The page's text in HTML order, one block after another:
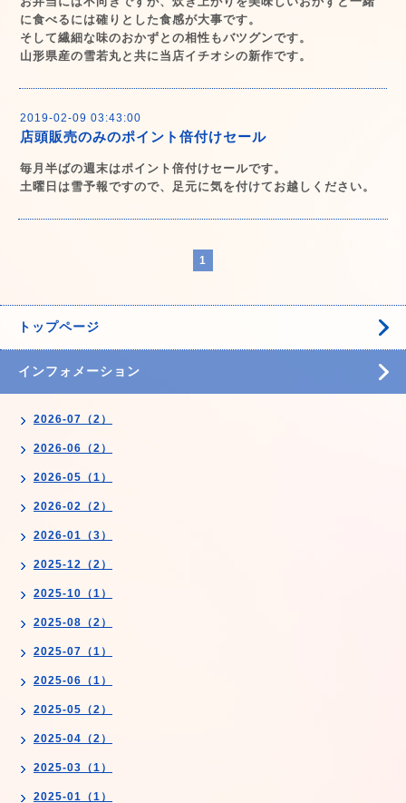
に食べるには確りとした食感が大事です。
そして繊細な味のおかずとの相性もバツグンです。
山形県産の雪若丸と共に当店イチオシの新作です。
2019-02-09 03:43:00
店頭販売のみのポイント倍付けセール
毎月半ばの週末はポイント倍付けセールです。
土曜日は雪予報ですので、足元に気を付けてお越しください。
1
トップページ
インフォメーション
2026-07（2）
2026-06（2）
2026-05（1）
2026-02（2）
2026-01（3）
2025-12（2）
2025-10（1）
2025-08（2）
2025-07（1）
2025-06（1）
2025-05（2）
2025-04（2）
2025-03（1）
2025-01（1）